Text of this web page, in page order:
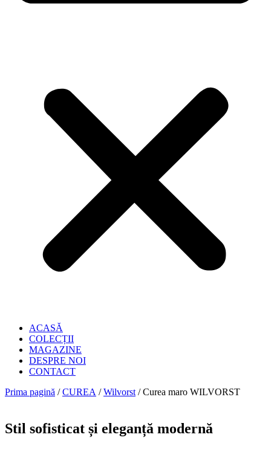
ACASĂ
COLECȚII
MAGAZINE
DESPRE NOI
CONTACT
Prima pagină /CUREA /Wilvorst / Curea maro WILVORST
Stil sofisticat și eleganță modernă